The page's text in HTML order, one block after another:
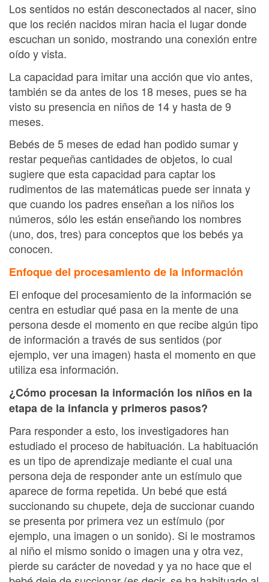
Los sentidos no están desconectados al nacer, sino
que los recién nacidos miran hacia el lugar donde
escuchan un sonido, mostrando una conexión entre
oído y vista.
La capacidad para imitar una acción que vio antes,
también se da antes de los 18 meses, pues se ha
visto su presencia en niños de 14 y hasta de 9
meses.
Bebés de 5 meses de edad han podido sumar y
restar pequeñas cantidades de objetos, lo cual
sugiere que esta capacidad para captar los
rudimentos de las matemáticas puede ser innata y
que cuando los padres enseñan a los niños los
números, sólo les están enseñando los nombres
(uno, dos, tres) para conceptos que los bebés ya
conocen.
Enfoque del procesamiento de la información
El enfoque del procesamiento de la información se
centra en estudiar qué pasa en la mente de una
persona desde el momento en que recibe algún tipo
de información a través de sus sentidos (por
ejemplo, ver una imagen) hasta el momento en que
utiliza esa información.
¿Cómo procesan la información los niños en la
etapa de la infancia y primeros pasos?
Para responder a esto, los investigadores han
estudiado el proceso de habituación. La habituación
es un tipo de aprendizaje mediante el cual una
persona deja de responder ante un estímulo que
aparece de forma repetida. Un bebé que está
succionando su chupete, deja de succionar cuando
se presenta por primera vez un estímulo (por
ejemplo, una imagen o un sonido). Si le mostramos
al niño el mismo sonido o imagen una y otra vez,
pierde su carácter de novedad y ya no hace que el